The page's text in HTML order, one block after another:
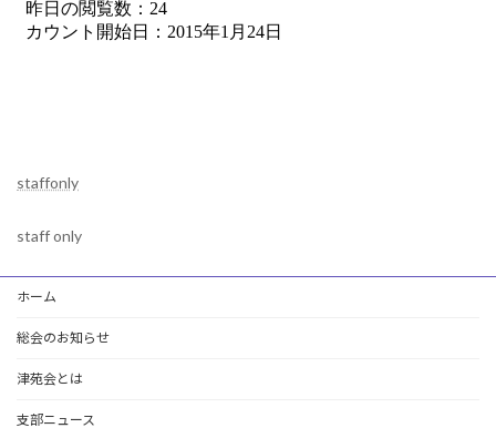
staffonly
staff only
ホーム
総会のお知らせ
津苑会とは
支部ニュース